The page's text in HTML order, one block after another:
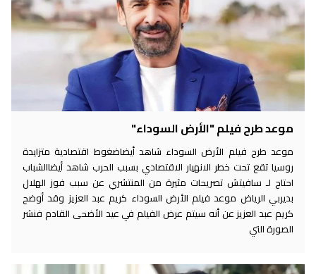
موعد طرح فيلم "الأرض السوداء"
موعد طرح فيلم الأرض السوداء شاهد أيضاضغوط اقتصادية متزايدة
روسيا تقع تحت خطر الانهيار الاقتصادي بسبب الحرب شاهد أيضاالشباب
احتاج لـ سافيتش تصريحات مثيرة من المنتشري عن سبب فوز الهلال
بديربي الرياض موعد فيلم الأرض السوداء كريم عبد العزيز وقد أوضح
كريم عبد العزيز عن أنه سيتم عرض الفيلم في عيد الأضحى القادم فنشر
الصورة التي